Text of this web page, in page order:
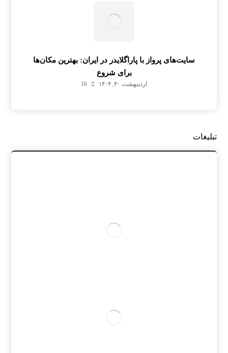
سایت‌های پرواز با پاراگلایدر در ایران: بهترین مکان‌ها
برای شروع
اردیبهشت ۳۰, ۱۴۰۴ 16
تبلیغات